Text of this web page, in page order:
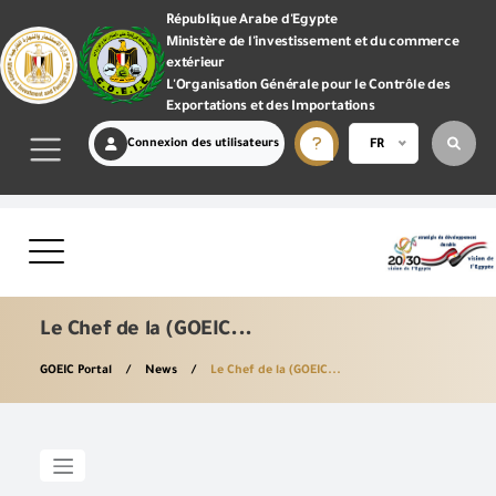
République Arabe d'Egypte
Ministère de l'investissement et du commerce
extérieur
L'Organisation Générale pour le Contrôle des
Exportations et des Importations
Connexion des utilisateurs FR
Le Chef de la (GOEIC...
GOEIC Portal News Le Chef de la (GOEIC...